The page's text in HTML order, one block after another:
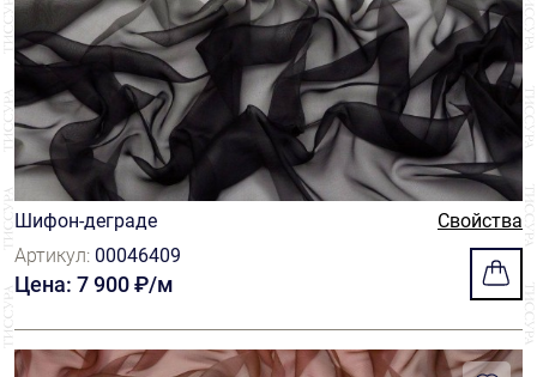
Шифон-деграде
Свойства
Артикул: 00046409
Цена: 7 900 ₽/м